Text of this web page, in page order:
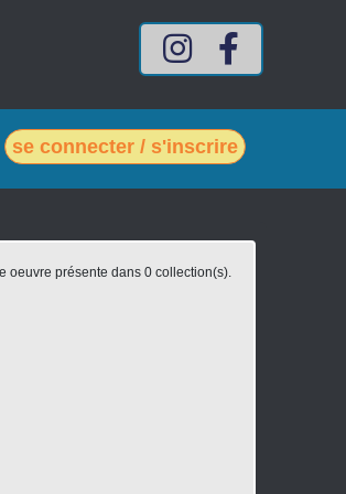
Compte Intagram mes-
se connecter / s'inscrire
oeuvre présente dans 0 collection(s).